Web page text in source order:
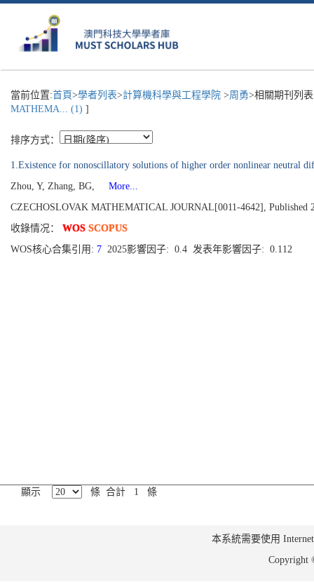
當前位置:首頁>學者列表>計算機科學與工程學院 >周勇>相關期刊列
MATHEMA... (1) ]
排序方式：
1.Existence for nonoscillatory solutions of higher order nonlinear neutral
Zhou, Y, Zhang, BG,
More...
CZECHOSLOVAK MATHEMATICAL JOURNAL[0011-4642], Published
收錄情况： WOS SCOPUS
WOS核心合集引用: 7 2025影響因子: 0.4 发表年影響因子: 0.112
顯示 條 合計 1 條
本系統需要使用
Copyright